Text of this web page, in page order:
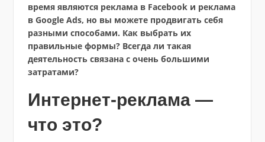
время являются реклама в Facebook и реклама
в Google Ads, но вы можете продвигать себя
разными способами. Как выбрать их
правильные формы? Всегда ли такая
деятельность связана с очень большими
затратами?
Интернет-реклама —
что это?